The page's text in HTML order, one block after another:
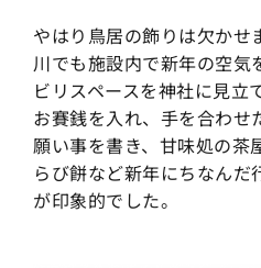
やはり鳥居の飾りは欠かせ
川でも施設内で新年の空気
ビリスペースを神社に見立
お賽銭を入れ、手を合わせ
願い事を書き、甘味処の茶
らび餅など新年にちなんだ
が印象的でした。